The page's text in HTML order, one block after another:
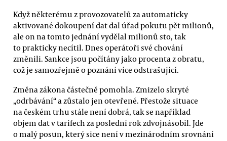
Když některému z provozovatelů za automaticky
aktivované dokoupení dat dal úřad pokutu pět milionů,
ale on na tomto jednání vydělal milionů sto, tak
to prakticky necítil. Dnes operátoři své chování
změnili. Sankce jsou počítány jako procenta z obratu,
což je samozřejmě o poznání více odstrašující.
Změna zákona částečně pomohla. Zmizelo skryté
„odrbávání“ a zůstalo jen otevřené. Přestože situace
na českém trhu stále není dobrá, tak se například
objem dat v tarifech za poslední rok zdvojnásobil. Jde
o malý posun, který sice není v mezinárodním srovnání